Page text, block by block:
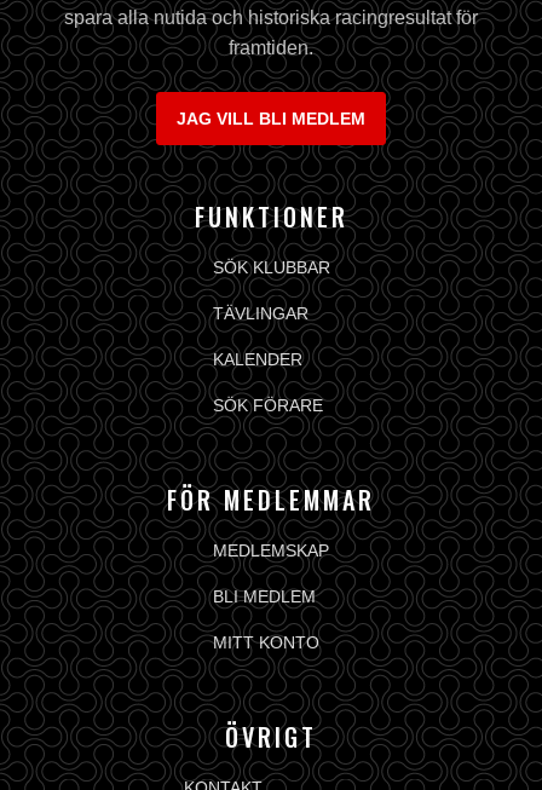
spara alla nutida och historiska racingresultat för
framtiden.
JAG VILL BLI MEDLEM
FUNKTIONER
SÖK KLUBBAR
TÄVLINGAR
KALENDER
SÖK FÖRARE
FÖR MEDLEMMAR
MEDLEMSKAP
BLI MEDLEM
MITT KONTO
ÖVRIGT